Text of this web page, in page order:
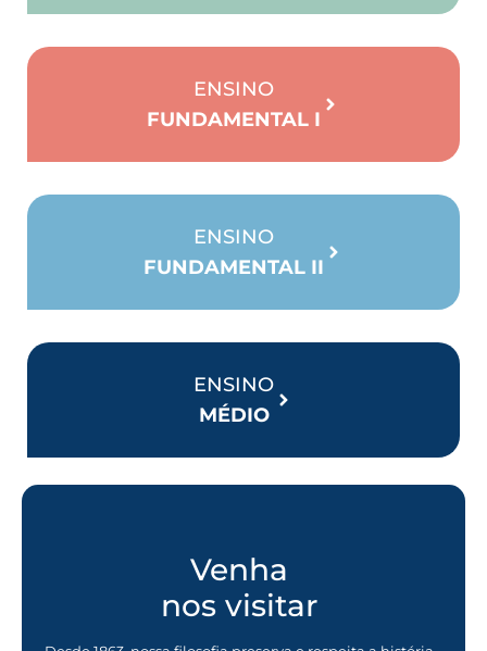
ENSINO
FUNDAMENTAL I
ENSINO
FUNDAMENTAL II
ENSINO
MÉDIO
Venha
nos visitar